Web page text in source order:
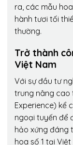
ra, các mẫu
hành tươi tối
thường.
Trở thành
Việt Nam
Với sự đầu tư
trung nâng cao
Experience) kể
ngoại tuyến để
hảo xứng đáng
hoa số 1 tại Việt